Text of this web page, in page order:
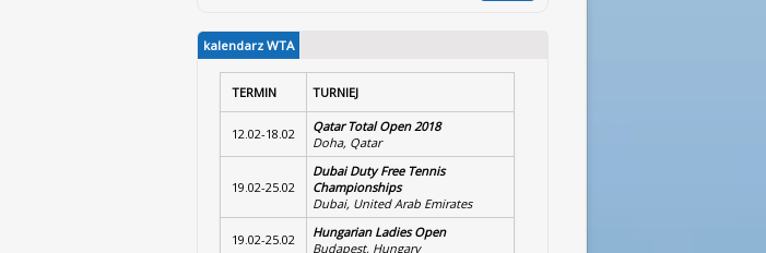
kalendarz WTA
TERMIN TURNIEJ
12.02-18.02
Qatar Total Open 2018
Doha, Qatar
19.02-25.02
Dubai Duty Free Tennis
Championships
Dubai, United Arab Emirates
19.02-25.02
Hungarian Ladies Open
Budapest, Hungary